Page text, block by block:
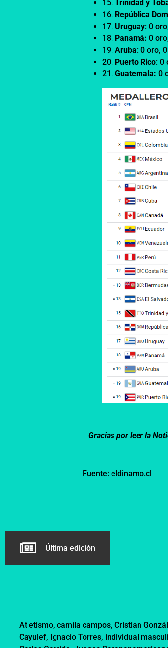
15.Trinidad y
16. República
17. Uruguay: 0
18. Panamá: 0
19.Aruba: 0 oro,
20. Puerto Rico: 0
21.Guatemala: 0
Gracias por leer la
Fuente: eldinamo.cl
Última edición
Atletismo, camila campos, Cristian
Cayulef, Ignacio Torres, individual